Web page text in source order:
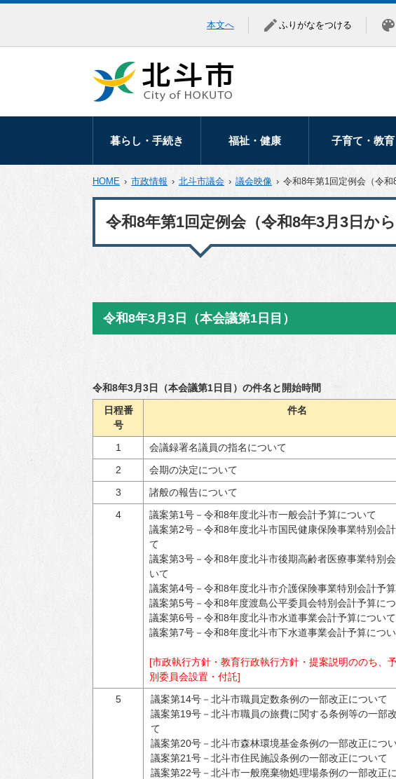
本文へ ふりがなをつける
暮らし・手続き
暮らしの相談
届出・証明
ごみ・リサイクル
公共交通
コミュニティ
住まい・建築・河
川・道路
上下水道
情報化推進
多様な性の取り組
物価高騰等対策生
活支援事業
福祉・健康
高齢者福祉
医療助成
援
子育て・教育
妊娠・出産
子育て支援
HOME › 市政情報 › 北斗市議会 › 議会映像 › 令和8年第1回定例会（令和
令和8年第1回定例会（令和8年3月3日から
令和8年3月3日（本会議第1日目）
令和8年3月3日（本会議第1日目）の件名と開始時間
日程番
号
件名
1 会議録署名議員の指名について
2
会期の決定について
3
諸般の報告について
4
議案第1号－令和8年度北斗市一般会計予算について
議案第2号－令和8年度北斗市国民健康保険事業特別会
て
議案第3号－令和8年度北斗市後期高齢者医療事業特別
いて
議案第4号－令和8年度北斗市介護保険事業特別会計予
議案第5号－令和8年度渡島公平委員会特別会計予算に
議案第6号－令和8年度北斗市水道事業会計予算について
議案第7号－令和8年度北斗市下水道事業会計予算につ
[市政執行方針・教育行政執行方針・提案説明ののち、
別委員会設置・付託]
5
議案第14号－北斗市職員定数条例の一部改正について
議案第19号－北斗市職員の旅費に関する条例等の一部
て
議案第20号－北斗市森林環境基金条例の一部改正につ
議案第21号－北斗市住民施設条例の一部改正について
議案第22号－北斗市一般廃棄物処理場条例の一部改正